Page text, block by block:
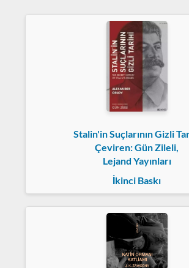
Stalin'in Suçlarının Gizli
Çeviren: Gün Zileli,
Lejand Yayınları
İkinci Baskı